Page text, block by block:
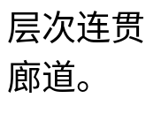
层次连
廊道。